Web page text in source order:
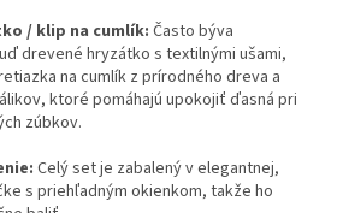
/ klip na cumlík: Často býva
drevené hryzátko s textilnými ušami,
na cumlík z prírodného dreva a
ktoré pomáhajú upokojiť ďasná pri
zúbkov.
Celý set je zabalený v elegantnej,
s priehľadným okienkom, takže ho